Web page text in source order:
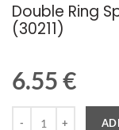
Double Ring
(30211)
6.55€